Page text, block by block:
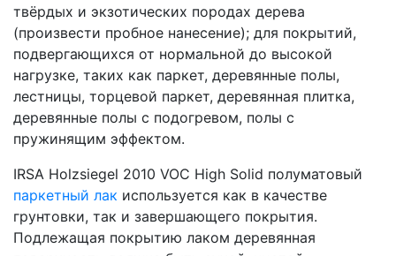
твёрдых и экзотических породах дерева
(произвести пробное нанесение); для покрытий,
подвергающихся от нормальной до высокой
нагрузке, таких как паркет, деревянные полы,
лестницы, торцевой паркет, деревянная плитка,
деревянные полы с подогревом, полы с
пружинящим эффектом.
IRSA Holzsiegel 2010 VOC High Solid полуматовый
паркетный лак используется как в качестве
грунтовки, так и завершающего покрытия.
Подлежащая покрытию лаком деревянная